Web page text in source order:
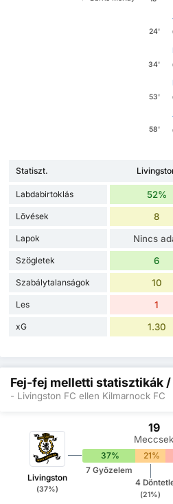
24'
34'
53'
58'
Statiszt.
Labdabirtoklás 52%
Lövések 8
Lapok Nincs
Szögletek 6
Szabálytalanságok 10
Les 1
xG 1.30
Fej-fej melletti statisztikák
- Livingston FC ellen Kilmarnock FC
Livingston
(37%)
19
Meccsek
37% 21%
7 Győzelem
4
(21%)